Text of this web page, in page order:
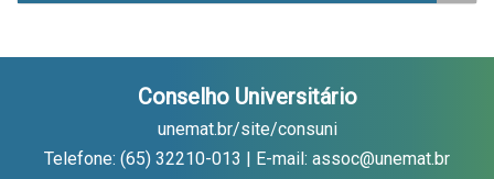
Conselho Universitário
unemat.br/site/consuni
Telefone: (65) 32210-013 | E-mail: assoc@unemat.br